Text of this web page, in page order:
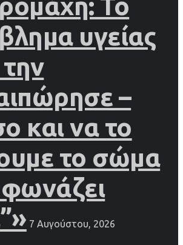
υγείας
–
και να το
το σώμα
7 Αυγούστου, 2026